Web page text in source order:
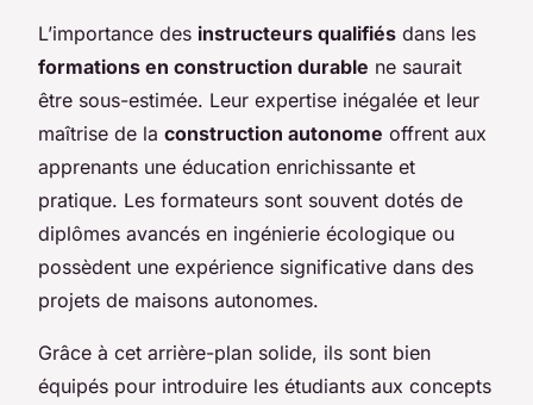
L’importance des instructeurs qualifiés dans les
formations en construction durable ne saurait
être sous-estimée. Leur expertise inégalée et leur
maîtrise de la construction autonome offrent aux
apprenants une éducation enrichissante et
pratique. Les formateurs sont souvent dotés de
diplômes avancés en ingénierie écologique ou
possèdent une expérience significative dans des
projets de maisons autonomes.
Grâce à cet arrière-plan solide, ils sont bien
équipés pour introduire les étudiants aux concepts